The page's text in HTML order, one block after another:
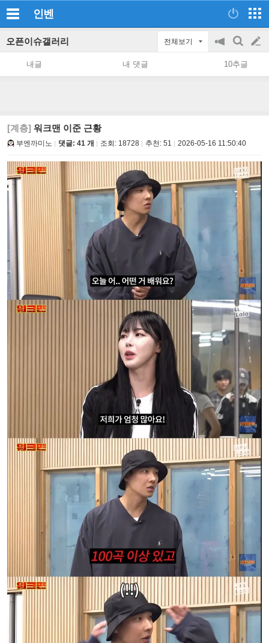
인벤
오픈이슈갤러리 전체보기
공
지
on/off
검
색
글
쓰
내글 내 댓글 10추글
[계층] 워크맨 이준 근황
부엔까미노 댓글: 41 개 조회: 18728 추천: 51 2026-05-16 11:50:40